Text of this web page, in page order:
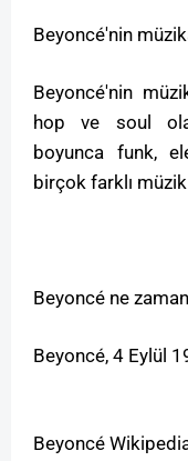
Beyoncé'nin
Beyoncé'nin
hop ve soul
boyunca funk,
birçok farklı
Beyoncé ne
Beyoncé, 4 Eylül
Beyoncé